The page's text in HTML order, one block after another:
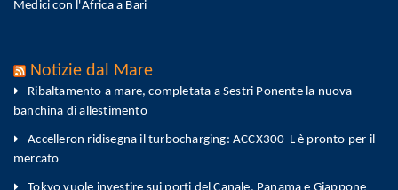
Medici con l'Africa a Bari
Notizie dal Mare
Ribaltamento a mare, completata a Sestri Ponente la nuova
banchina di allestimento
Accelleron ridisegna il turbocharging: ACCX300-L è pronto per il
mercato